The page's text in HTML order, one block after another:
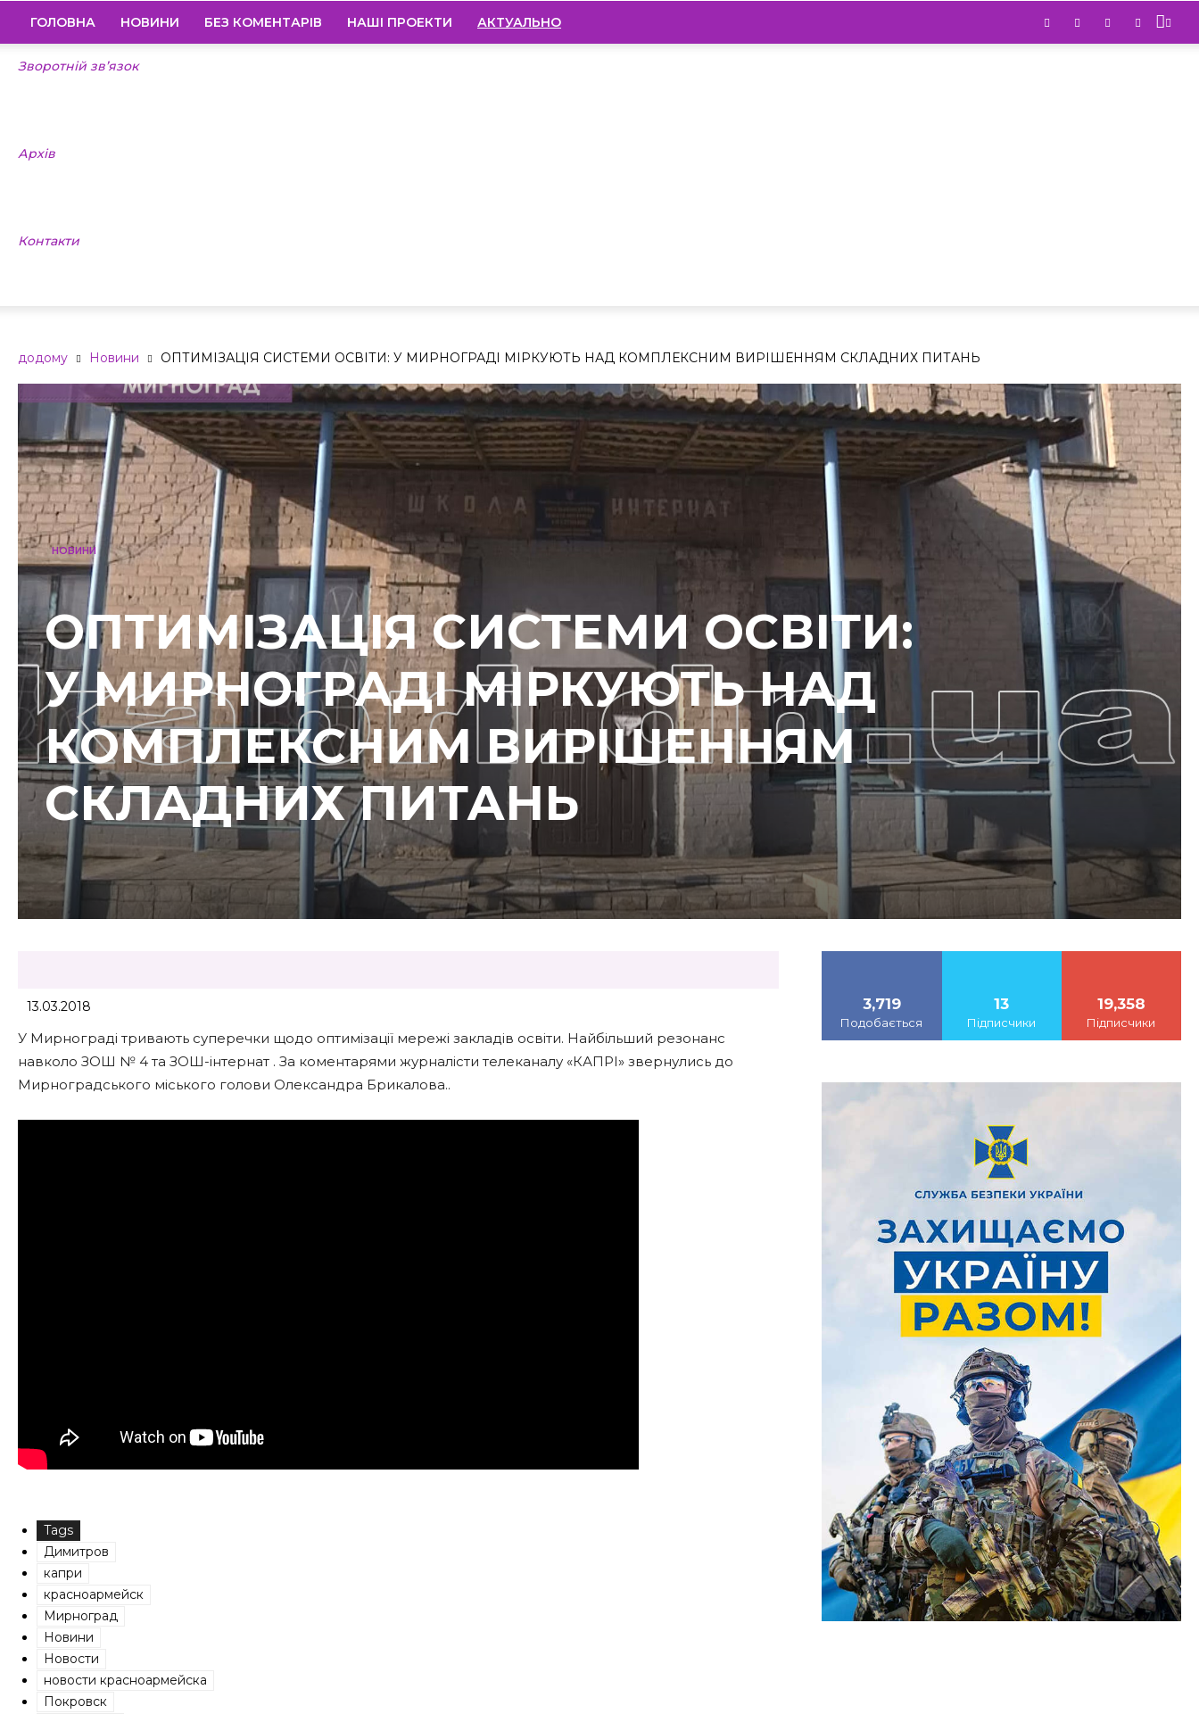
ГОЛОВНА НОВИНИ БЕЗ КОМЕНТАРІВ НАШІ ПРОЕКТИ АКТУАЛЬНО
Зворотній зв’язок
Архів
Контакти
додому Новини ОПТИМІЗАЦІЯ СИСТЕМИ ОСВІТИ: У МИРНОГРАДІ МІРКУЮТЬ НАД КОМПЛЕКСНИМ ВИРІШЕННЯМ СКЛАДНИХ ПИТАНЬ
НОВИНИ
ОПТИМІЗАЦІЯ СИСТЕМИ ОСВІТИ:
У МИРНОГРАДІ МІРКУЮТЬ НАД
КОМПЛЕКСНИМ ВИРІШЕННЯМ
СКЛАДНИХ ПИТАНЬ
13.03.2018
У Мирнограді тривають суперечки щодо оптимізації мережі закладів освіти. Найбільший резонанс
навколо ЗОШ № 4 та ЗОШ-інтернат . За коментарями журналісти телеканалу «КАПРІ» звернулись до
Мирноградського міського голови Олександра Брикалова..
Tags
Димитров
капри
красноармейск
Мирноград
Новини
Новости
новости красноармейска
Покровск
3,719
Подобається
13
Підписчики
19,358
Підписчики